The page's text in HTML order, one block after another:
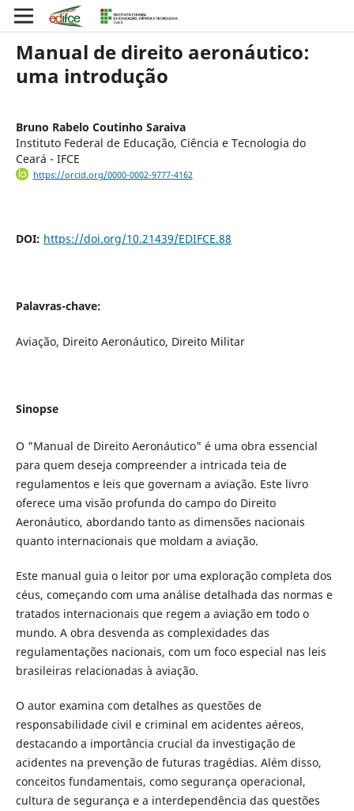
Manual de direito aeronáutico:
uma introdução
Bruno Rabelo Coutinho Saraiva
Instituto Federal de Educação, Ciência e Tecnologia do
Ceará - IFCE
https://orcid.org/0000-0002-9777-4162
DOI: https://doi.org/10.21439/EDIFCE.88
Palavras-chave:
Aviação, Direito Aeronáutico, Direito Militar
Sinopse
O "Manual de Direito Aeronáutico" é uma obra essencial
para quem deseja compreender a intricada teia de
regulamentos e leis que governam a aviação. Este livro
oferece uma visão profunda do campo do Direito
Aeronáutico, abordando tanto as dimensões nacionais
quanto internacionais que moldam a aviação.
Este manual guia o leitor por uma exploração completa dos
céus, começando com uma análise detalhada das normas e
tratados internacionais que regem a aviação em todo o
mundo. A obra desvenda as complexidades das
regulamentações nacionais, com um foco especial nas leis
brasileiras relacionadas à aviação.
O autor examina com detalhes as questões de
responsabilidade civil e criminal em acidentes aéreos,
destacando a importância crucial da investigação de
acidentes na prevenção de futuras tragédias. Além disso,
conceitos fundamentais, como segurança operacional,
cultura de segurança e a interdependência das questões